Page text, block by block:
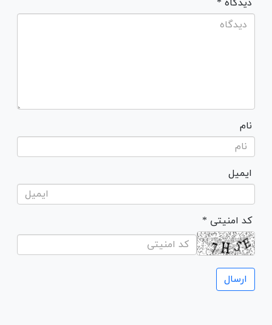
* دیدگاه
نام
ایمیل
* کد امنیتی